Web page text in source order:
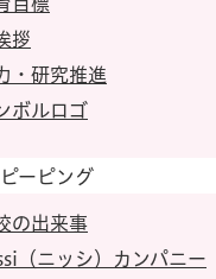
拶
・研究推進
ボルロゴ
ーピング
の出来事
（ニッシ）カンパニー